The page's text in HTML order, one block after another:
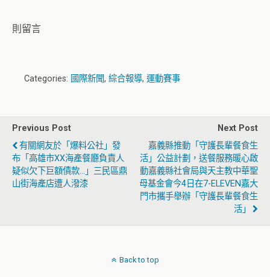
則留言
Categories: 國際新聞, 綜合報導, 運動賽事
Previous Post
有關網友於「爆料公社」發
布「高雄市XX海產餐廳負責人
疑似欠下巨額債款…」三民區鼎
山街海產店遭人潑漆
Next Post
嘉義縣推動「守護長輩餐食生
活」公益計劃，送餐服務暖心啟
動嘉義縣社會局與天主教中華聖
母基金會今4日在7-ELEVEN嘉大
門市攜手舉辦「守護長輩餐食生
活」
Back to top